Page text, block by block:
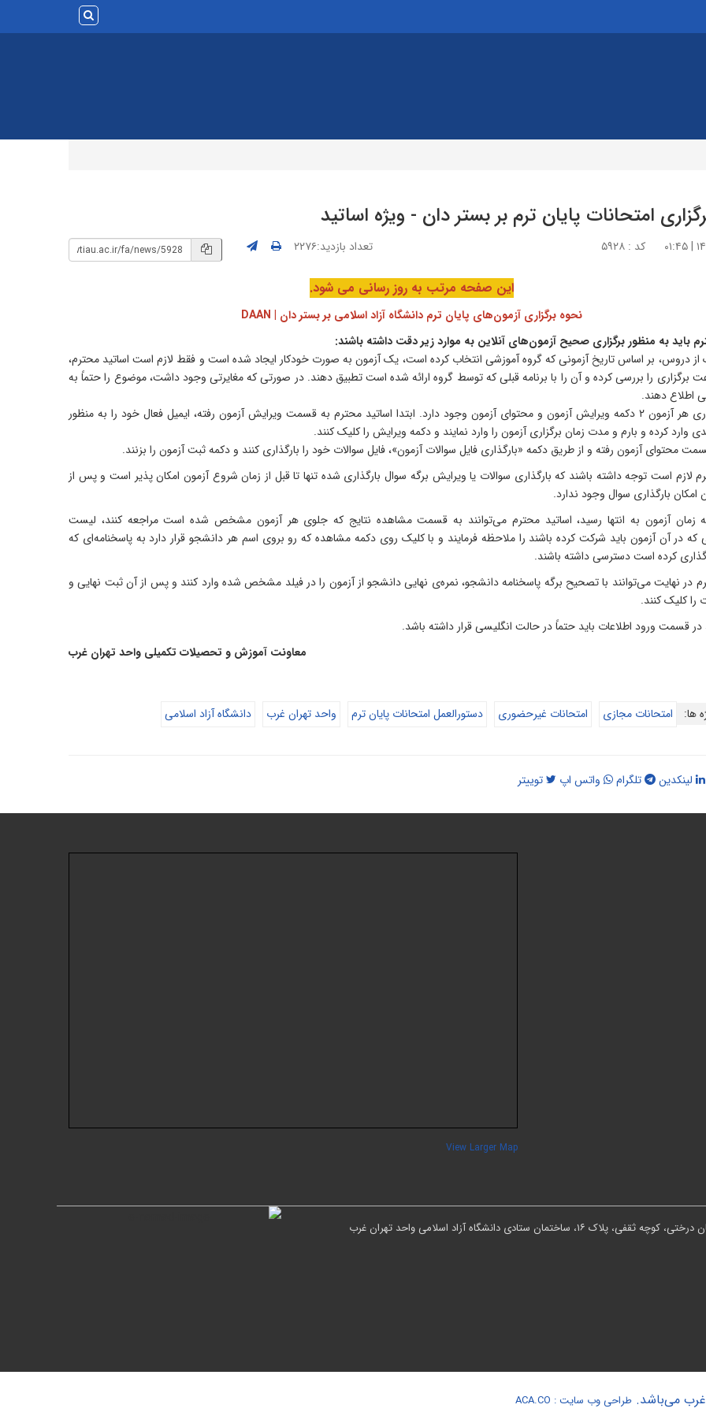
امتحانات پایان ترم بر بستر دان - ویژه اساتید
کد : ۵۹۲۸ تعداد بازدید:۲۲۷۶
این صفحه مرتب به روز رسانی می شود.
نحوه برگزاری آزمون‌های پایان ترم دانشگاه آزاد اسلامی بر بستر دان | DAAN
باید به منظور برگزاری صحیح آزمون‌های آنلاین به موارد زیر دقت داشته باشند:
از دروس، بر اساس تاریخ آزمونی که گروه آموزشی انتخاب کرده است، یک آزمون به صورت خودکار ایجاد شده است و فقط لازم است اساتید محترم،
برگزاری را بررسی کرده و آن را با برنامه قبلی که توسط گروه ارائه شده است تطبیق دهند. در صورتی که مغایرتی وجود داشت، موضوع را حتماً به
اطلاع دهند.
قبل از برگزاری هر آزمون ۲ دکمه ویرایش آزمون و محتوای آزمون وجود دارد. ابتدا اساتید محترم به قسمت ویرایش آزمون رفته، ایمیل فعال خود را به منظور
وارد کرده و بارم و مدت زمان برگزاری آزمون را وارد نمایند و دکمه ویرایش را کلیک کنند.
محتوای آزمون رفته و از طریق دکمه «بارگذاری فایل سوالات آزمون»، فایل سوالات خود را بارگذاری کنند و دکمه ثبت آزمون را بزنند.
لازم است توجه داشته باشند که بارگذاری سوالات یا ویرایش برگه سوال بارگذاری شده تنها تا قبل از زمان شروع آزمون امکان پذیر است و پس از
امکان بارگذاری سوال وجود ندارد.
زمان آزمون به انتها رسید، اساتید محترم می‌توانند به قسمت مشاهده نتایج که جلوی هر آزمون مشخص شده است مراجعه کنند، لیست
که در آن آزمون باید شرکت کرده باشند را ملاحظه فرمایند و با کلیک روی دکمه مشاهده که رو بروی اسم هر دانشجو قرار دارد به پاسخنامه‌ای که
کرده است دسترسی داشته باشند.
در نهایت می‌توانند با تصحیح برگه پاسخنامه دانشجو، نمره‌ی نهایی دانشجو از آزمون را در فیلد مشخص شده وارد کنند و پس از آن ثبت نهایی و
را کلیک کنند.
قسمت ورود اطلاعات باید حتماً در حالت انگلیسی قرار داشته باشد.
معاونت آموزش و تحصیلات تکمیلی واحد تهران غرب
ها: امتحانات مجازی امتحانات غیرحضوری دستورالعمل امتحانات پایان ترم واحد تهران غرب دانشگاه آزاد اسلامی
لینکدین تلگرام واتس اپ توییتر
View Larger Map
ستادی دانشگاه آزاد اسلامی واحد تهران غرب
غرب می‌باشد. طراحی وب سایت : ACA.CO